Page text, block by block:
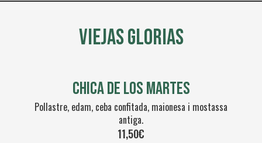
VIEJAS GLORIAS
Chica de los martes
Pollastre, edam, ceba confitada, maionesa i mostassa
antiga.
11,50€